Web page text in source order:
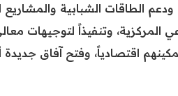
الطاقات الشبابية والمشاريع
وتنفيذاً لتوجيهات
اقتصادياً، وفتح آفاق